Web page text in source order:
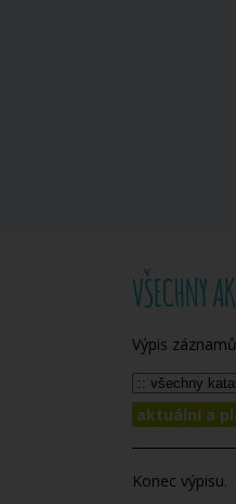
VŠECHNY
Výpis záznamů
aktuální a
Konec výpisu.